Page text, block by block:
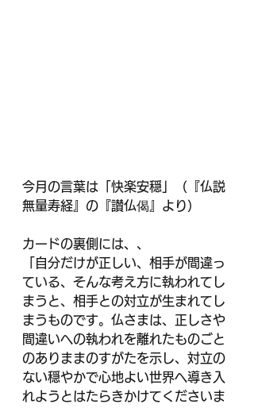
今月の言葉は「快楽安穏」（『仏説
無量寿経』の『讃仏偈』より）
カードの裏側には、、
「自分だけが正しい、相手が間違っ
ている、そんな考え方に執われてし
まうと、相手との対立が生まれてし
まうものです。仏さまは、正しさや
間違いへの執われを離れたものごと
のありままのすがたを示し、対立の
ない穏やかで心地よい世界へ導き入
れようとはたらきかけてくださいま